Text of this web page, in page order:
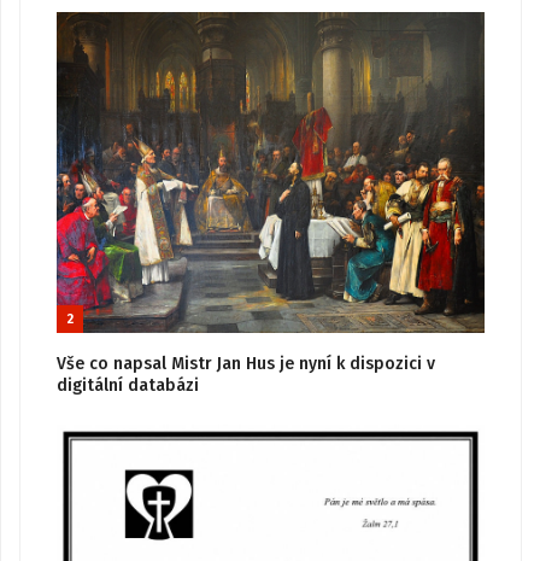
2
Vše co napsal Mistr Jan Hus je nyní k dispozici v
digitální databázi